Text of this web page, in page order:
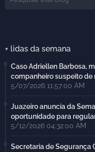
+ lidas da semana
Caso Adriellen Barbosa,
companheiro suspeito
5/07/2026 11:57:00 AM
Juazeiro anuncia da
oportunidade para
5/12/2026 04:32:00 AM
Secretaria de Segurança